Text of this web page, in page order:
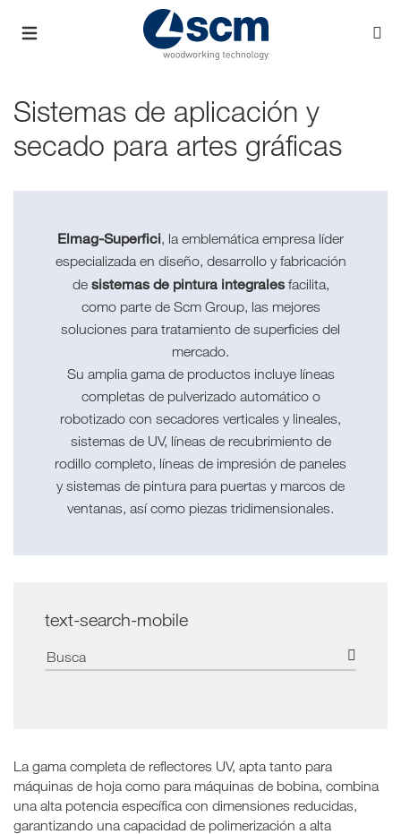
Sistemas de aplicación y
secado para artes gráficas
Elmag-Superfici, la emblemática empresa líder
especializada en diseño, desarrollo y fabricación
de sistemas de pintura integralesfacilita,
como parte de Scm Group, las mejores
soluciones para tratamiento de superficies del
mercado.
Su amplia gama de productos incluye líneas
completas de pulverizado automático o
robotizado con secadores verticales y lineales,
sistemas de UV, líneas de recubrimiento de
rodillo completo, líneas de impresión de paneles
y sistemas de pintura para puertas y marcos de
ventanas, así como piezas tridimensionales.
text-search-mobile
La gama completa de reflectores UV, apta tanto para
máquinas de hoja como para máquinas de bobina, combina
una alta potencia específica con dimensiones reducidas,
garantizando una capacidad de polimerización a alta